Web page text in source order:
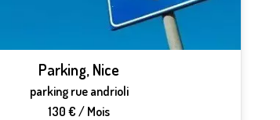
Parking, Nice
parking rue andrioli
130 € / Mois